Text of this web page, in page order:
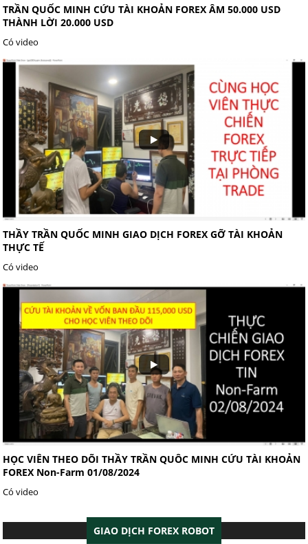
TRẦN QUỐC MINH CỨU TÀI KHOẢN FOREX ÂM 50.000 USD
THÀNH LỜI 20.000 USD
Có video
THẦY TRẦN QUỐC MINH GIAO DỊCH FOREX GỠ TÀI KHOẢN
THỰC TẾ
Có video
HỌC VIÊN THEO DÕI THẦY TRẦN QUÔC MINH CỨU TÀI KHOẢN
FOREX Non-Farm 01/08/2024
Có video
GIAO DỊCH FOREX ROBOT